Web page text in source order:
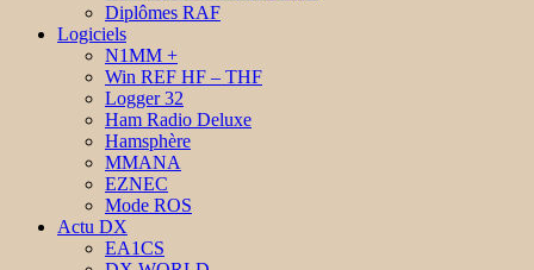
Diplômes RAF
Logiciels
N1MM +
Win REF HF – THF
Logger 32
Ham Radio Deluxe
Hamsphère
MMANA
EZNEC
Mode ROS
Actu DX
EA1CS